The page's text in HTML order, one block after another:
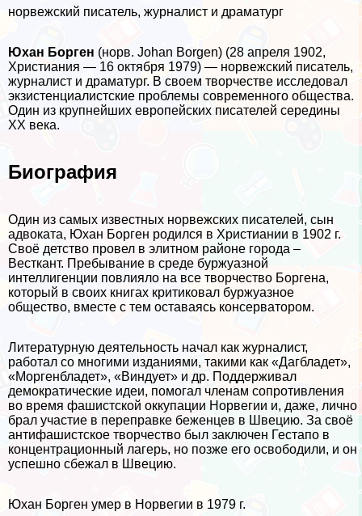
норвежский писатель, журналист и драматург
Юхан Борген (норв. Johan Borgen) (28 апреля 1902,
Христиания — 16 октября 1979) — норвежский писатель,
журналист и драматург. В своем творчестве исследовал
экзистенциалистские проблемы современного общества.
Один из крупнейших европейских писателей середины
ХХ века.
Биография
Один из самых известных норвежских писателей, сын
адвоката, Юхан Борген родился в Христиании в 1902 г.
Своё детство провел в элитном районе города –
Весткант. Пребывание в среде буржуазной
интеллигенции повлияло на все творчество Боргена,
который в своих книгах критиковал буржуазное
общество, вместе с тем оставаясь консерватором.
Литературную деятельность начал как журналист,
работал со многими изданиями, такими как «Дагбладет»,
«Моргенбладет», «Виндует» и др. Поддерживал
демократические идеи, помогал члeнам сопротивления
во время фашистской оккупации Норвегии и, даже, лично
брал участие в переправке беженцев в Швецию. За своё
антифашистское творчество был заключен Гестапо в
концентрационный лагерь, но позже его освободили, и он
успешно сбежал в Швецию.
Юхан Борген умер в Норвегии в 1979 г.